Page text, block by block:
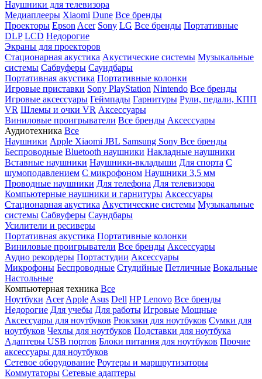
Наушники для телевизора
Медиаплееры Xiaomi Dune Все бренды
Проекторы Epson Acer Sony LG Все бренды Портативные
DLP LCD Недорогие
Экраны для проекторов
Стационарная акустика Акустические системы Музыкальные
системы Сабвуферы Саундбары
Портативная акустика Портативные колонки
Игровые приставки Sony PlayStation Nintendo Все бренды
Игровые аксессуары Геймпады Гарнитуры Рули, педали, КПП
VR Шлемы и очки VR Аксессуары
Виниловые проигрыватели Все бренды Аксессуары
Аудиотехника Все
Наушники Apple Xiaomi JBL Samsung Sony Все бренды
Беспроводные Bluetooth наушники Накладные наушники
Вставные наушники Наушники-вкладыши Для спорта С
шумоподавлением С микрофоном Наушники 3,5 мм
Проводные наушники Для телефона Для телевизора
Компьютерные наушники и гарнитуры Аксессуары
Стационарная акустика Акустические системы Музыкальные
системы Сабвуферы Саундбары
Усилители и ресиверы
Портативная акустика Портативные колонки
Виниловые проигрыватели Все бренды Аксессуары
Аудио рекордеры Портастудии Аксессуары
Микрофоны Беспроводные Студийные Петличные Вокальные
Настольные
Компьютерная техника Все
Ноутбуки Acer Apple Asus Dell HP Lenovo Все бренды
Недорогие Для учебы Для работы Игровые Мощные
Аксессуары для ноутбуков Рюкзаки для ноутбуков Сумки для
ноутбуков Чехлы для ноутбуков Подставки для ноутбука
Адаптеры USB портов Блоки питания для ноутбуков Прочие
аксессуары для ноутбуков
Сетевое оборудование Роутеры и маршрутизаторы
Коммутаторы Сетевые адаптеры